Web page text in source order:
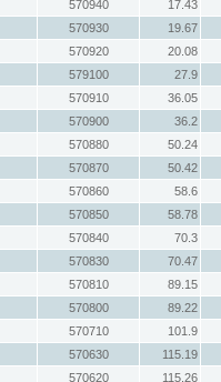
570940
17.43
570930
19.67
570920
20.08
579100
27.9
570910
36.05
570900
36.2
570880
50.24
570870
50.42
570860
58.6
570850
58.78
570840
70.3
570830
70.47
570810
89.15
570800
89.22
570710
101.9
570630
115.19
570620 115.26